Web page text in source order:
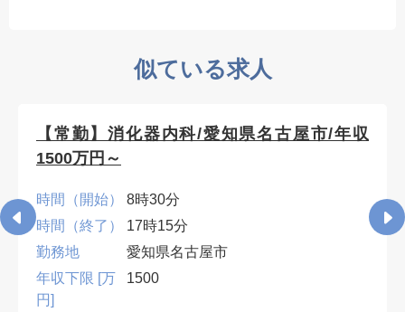
似ている求人
【常勤】消化器内科/愛知県名古屋市/年収
1500万円～
時間（開始）
8時30分
時間（終了）
17時15分
勤務地
愛知県名古屋市
年収下限 [万
円]
1500